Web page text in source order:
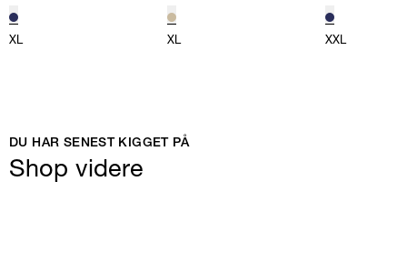
XL XL XXL
DU HAR SENEST KIGGET PÅ
Shop videre